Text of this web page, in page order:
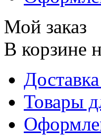
Мой заказ
В корзине
Товары